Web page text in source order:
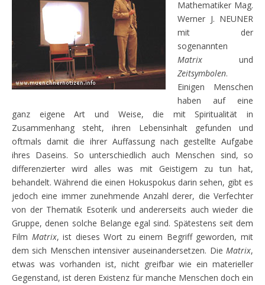
Mathematiker Mag.
Werner J. NEUNER
mit der
sogenannten
Matrix und
Zeitsymbolen.
Einigen Menschen
haben auf eine
ganz eigene Art und Weise, die mit Spiritualität in
Zusammenhang steht, ihren Lebensinhalt gefunden und
oftmals damit die ihrer Auffassung nach gestellte Aufgabe
ihres Daseins. So unterschiedlich auch Menschen sind, so
differenzierter wird alles was mit Geistigem zu tun hat,
behandelt. Während die einen Hokuspokus darin sehen, gibt es
jedoch eine immer zunehmende Anzahl derer, die Verfechter
von der Thematik Esoterik und andererseits auch wieder die
Gruppe, denen solche Belange egal sind. Spätestens seit dem
Film Matrix, ist dieses Wort zu einem Begriff geworden, mit
dem sich Menschen intensiver auseinandersetzen. Die Matrix,
etwas was vorhanden ist, nicht greifbar wie ein materieller
Gegenstand, ist deren Existenz für manche Menschen doch ein